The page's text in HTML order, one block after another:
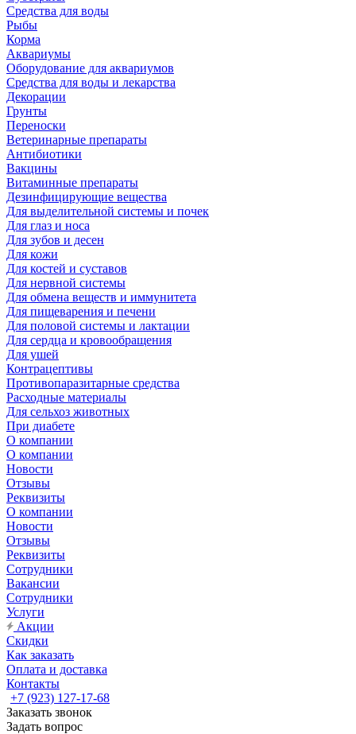
Средства для воды
Рыбы
Корма
Аквариумы
Оборудование для аквариумов
Средства для воды и лекарства
Декорации
Грунты
Переноски
Ветеринарные препараты
Антибиотики
Вакцины
Витаминные препараты
Дезинфицирующие вещества
Для выделительной системы и почек
Для глаз и носа
Для зубов и десен
Для кожи
Для костей и суставов
Для нервной системы
Для обмена веществ и иммунитета
Для пищеварения и печени
Для половой системы и лактации
Для сердца и кровообращения
Для ушей
Контрацептивы
Противопаразитарные средства
Расходные материалы
Для сельхоз животных
При диабете
О компании
О компании
Новости
Отзывы
Реквизиты
О компании
Новости
Отзывы
Реквизиты
Сотрудники
Вакансии
Сотрудники
Услуги
Акции
Скидки
Как заказать
Оплата и доставка
Контакты
+7 (923) 127-17-68
Заказать звонок
Задать вопрос